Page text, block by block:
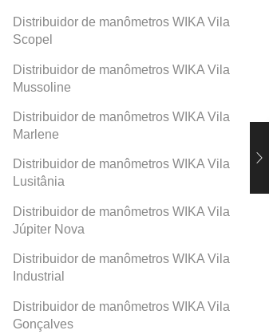
Distribuidor de manômetros WIKA
Santa Paula
Distribuidor de manômetros WIKA Vila
Scopel
Distribuidor de manômetros WIKA Vila
Mussoline
Distribuidor de manômetros WIKA Vila
Marlene
Distribuidor de manômetros WIKA Vila
Lusitânia
Distribuidor de manômetros WIKA Vila
Júpiter Nova
Distribuidor de manômetros WIKA Vila
Industrial
Distribuidor de manômetros WIKA Vila
Gonçalves